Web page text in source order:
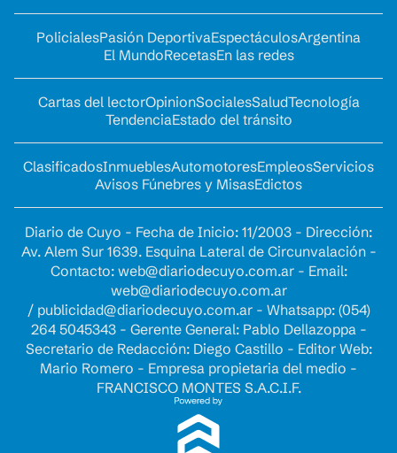
PolicialesPasión DeportivaEspectáculosArgentina
El MundoRecetasEn las redes
Cartas del lectorOpinionSocialesSaludTecnología
TendenciaEstado del tránsito
ClasificadosInmueblesAutomotoresEmpleosServicios
Avisos Fúnebres y MisasEdictos
Diario de Cuyo - Fecha de Inicio: 11/2003 - Dirección:
Av. Alem Sur 1639. Esquina Lateral de Circunvalación -
Contacto: web@diariodecuyo.com.ar- Email:
web@diariodecuyo.com.ar
/ publicidad@diariodecuyo.com.ar- Whatsapp: (054)
264 5045343 - Gerente General: Pablo Dellazoppa -
Secretario de Redacción: Diego Castillo - Editor Web:
Mario Romero - Empresa propietaria del medio -
FRANCISCO MONTES S.A.C.I.F.